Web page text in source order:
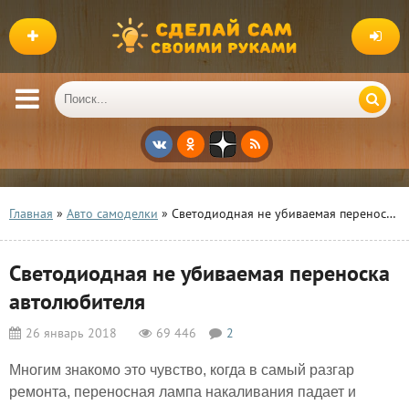
Главная » Авто самоделки » Светодиодная не убиваемая переноска автолюбителя
Светодиодная не убиваемая переноска
автолюбителя
26 январь 2018 69 446 2
Многим знакомо это чувство, когда в самый разгар
ремонта, переносная лампа накаливания падает и